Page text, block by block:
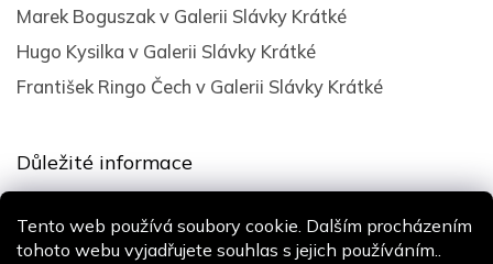
Tento web používá soubory cookie. Dalším procházením
tohoto webu vyjadřujete souhlas s jejich používáním..
Marek Boguszak v Galerii Slávky Krátké
Hugo Kysilka v Galerii Slávky Krátké
František Ringo Čech v Galerii Slávky Krátké
Důležité informace
Podmínky ochrany osobních údajů